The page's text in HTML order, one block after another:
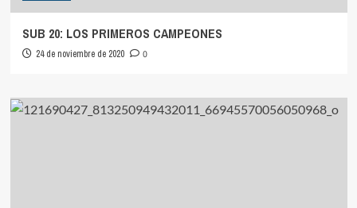
SUB 20: LOS PRIMEROS CAMPEONES
24 de noviembre de 2020 0